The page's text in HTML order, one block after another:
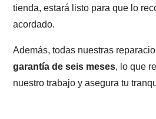
tienda, estará listo para que lo
acordado.
Además, todas nuestras
garantía de seis meses, lo que
nuestro trabajo y asegura tu